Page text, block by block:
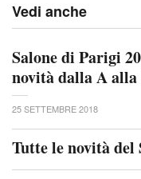
Vedi anche
Salone di Parigi
novità dalla A
25 SETTEMBRE 2018
Tutte le novità del